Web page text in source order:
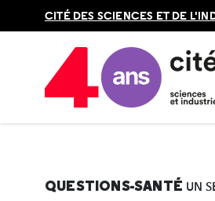
en
CITÉ DES SCIENCES ET DE
Accueil Au programme
QUESTIONS-SANTÉ UN